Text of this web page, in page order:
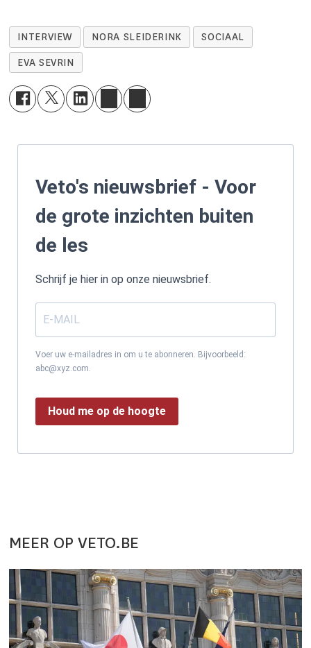
INTERVIEW NORA SLEIDERINK SOCIAAL
EVA SEVRIN
Veto's nieuwsbrief - Voor
de grote inzichten buiten
de les
Schrijf je hier in op onze nieuwsbrief.
Voer uw e-mailadres in om u te abonneren. Bijvoorbeeld:
abc@xyz.com.
Houd me op de hoogte
MEER OP VETO.BE